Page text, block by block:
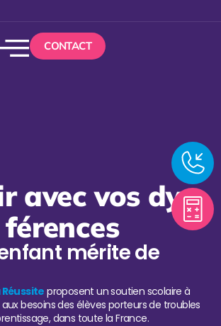
CONTACT
avec vos dys-
férences
mérite de
proposent un soutien scolaire à
besoins des élèves porteurs de troubles
dans toute la France.